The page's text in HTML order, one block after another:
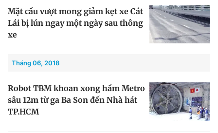
Mặt cầu vượt mong giảm kẹt xe Cát
Lái bị lún ngay một ngày sau thông
xe
Tháng 06, 2018
Robot TBM khoan xong hầm Metro
sâu 12m từ ga Ba Son đến Nhà hát
TP.HCM